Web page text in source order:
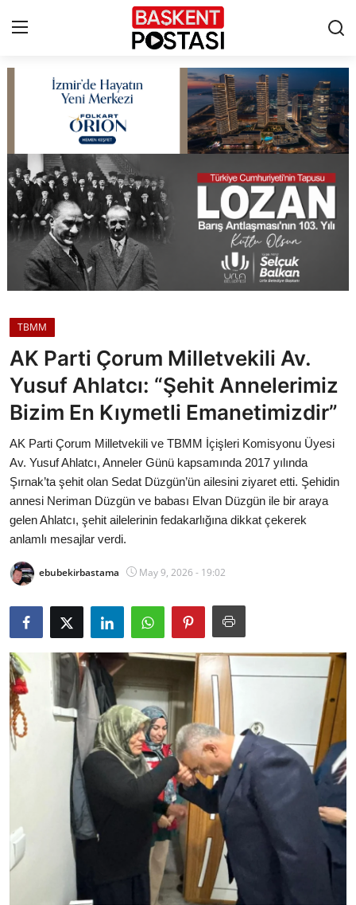
Çerez Politikası
Künye
Ankara
TBMM
Cumhurbaşkanlığı
Bakanlıklar
Siyasi Partiler
Mülki İdare
Toplum ve Yaşam
Sivil Toplum Kuruluşları
Kamu Kurumları ve Üst Kurullar
Resmi Reklamlar
TBMM
AK Parti Çorum Milletvekili Av.
Yusuf Ahlatcı: “Şehit Annelerimiz
Bizim En Kıymetli Emanetimizdir”
AK Parti Çorum Milletvekili ve TBMM İçişleri Komisyonu Üyesi
Av. Yusuf Ahlatcı, Anneler Günü kapsamında 2017 yılında
Şırnak’ta şehit olan Sedat Düzgün’ün ailesini ziyaret etti. Şehidin
annesi Neriman Düzgün ve babası Elvan Düzgün ile bir araya
gelen Ahlatcı, şehit ailelerinin fedakarlığına dikkat çekerek
anlamlı mesajlar verdi.
ebubekirbastama May 9, 2026 - 19:02